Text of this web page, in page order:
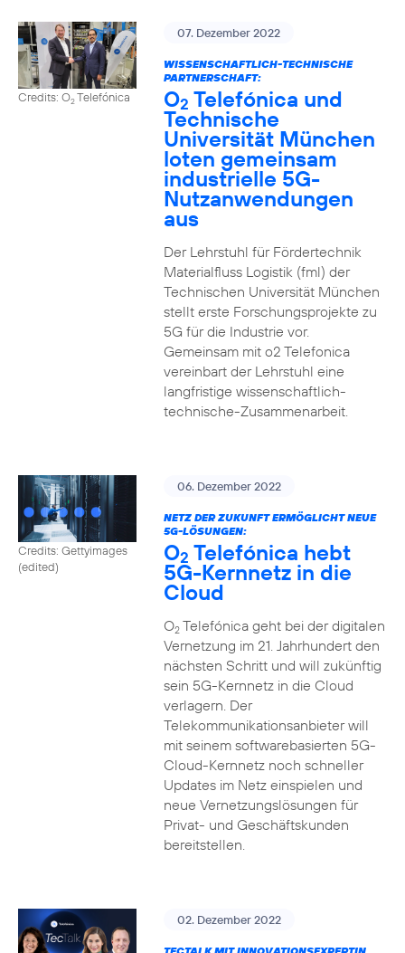
Credits: O2Telefónica
07. Dezember 2022
WISSENSCHAFTLICH-TECHNISCHE
PARTNERSCHAFT:
O2 Telefónica und
Technische
Universität München
loten gemeinsam
industrielle 5G-
Nutzanwendungen
aus
Der Lehrstuhl für Fördertechnik
Materialfluss Logistik (fml) der
Technischen Universität München
stellt erste Forschungsprojekte zu
5G für die Industrie vor.
Gemeinsam mit o2 Telefonica
vereinbart der Lehrstuhl eine
langfristige wissenschaftlich-
technische-Zusammenarbeit.
Credits: Gettyimages
(edited)
06. Dezember 2022
NETZ DER ZUKUNFT ERMÖGLICHT NEUE
5G-LÖSUNGEN:
O2 Telefónica hebt
5G-Kernnetz in die
Cloud
O2Telefónica geht bei der digitalen
Vernetzung im 21. Jahrhundert den
nächsten Schritt und will zukünftig
sein 5G-Kernnetz in die Cloud
verlagern. Der
Telekommunikationsanbieter will
mit seinem softwarebasierten 5G-
Cloud-Kernnetz noch schneller
Updates im Netz einspielen und
neue Vernetzungslösungen für
Privat- und Geschäftskunden
bereitstellen.
02. Dezember 2022